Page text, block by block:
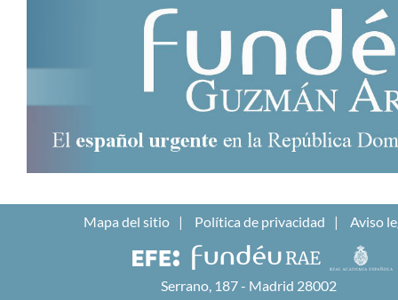
Mapa del sitio Política de privacidad Aviso
Serrano, 187 - Madrid 28002